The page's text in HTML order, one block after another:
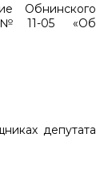
Обнинского
№ 11-05 «Об
депутата